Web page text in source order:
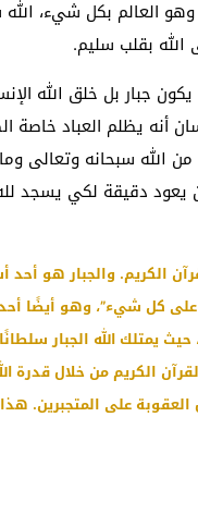
العالم بكل شيء،
الله بقلب سليم.
جبار بل خلق الله
أنه يظلم العباد خاصة
الله سبحانه وتعالى
دقيقة لكي يسجد
الكريم. والجبار هو
على كل شيء”، وهو أيضًا
يمتلك الله الجبار
الكريم من خلال قدرة
العقوبة على المتجبرين.